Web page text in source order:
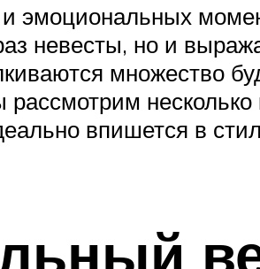
эмоциональных
невесты, но и
множество
впишется в